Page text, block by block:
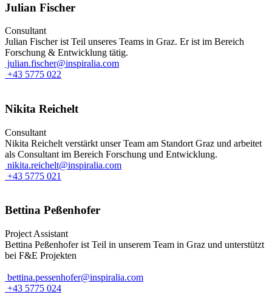
Julian Fischer
Consultant
Julian Fischer ist Teil unseres Teams in Graz. Er ist im Bereich
Forschung & Entwicklung tätig.
julian.fischer@inspiralia.com
+43 5775 022
Nikita Reichelt
Consultant
Nikita Reichelt verstärkt unser Team am Standort Graz und arbeitet
als Consultant im Bereich Forschung und Entwicklung.
nikita.reichelt@inspiralia.com
+43 5775 021
Bettina Peßenhofer
Project Assistant
Bettina Peßenhofer ist Teil in unserem Team in Graz und unterstützt
bei F&E Projekten
bettina.pessenhofer@inspiralia.com
+43 5775 024